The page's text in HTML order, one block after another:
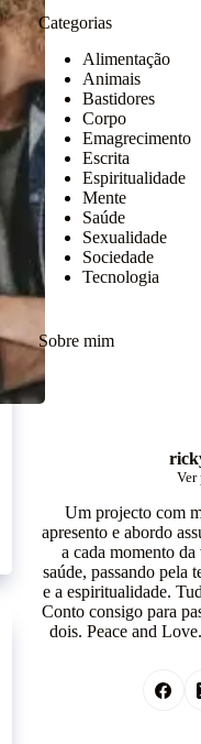
Viva a
Categorias
Alimentação
Animais
Bastidores
Corpo
Espiritualidade
Sobre mim
apresento e abordo